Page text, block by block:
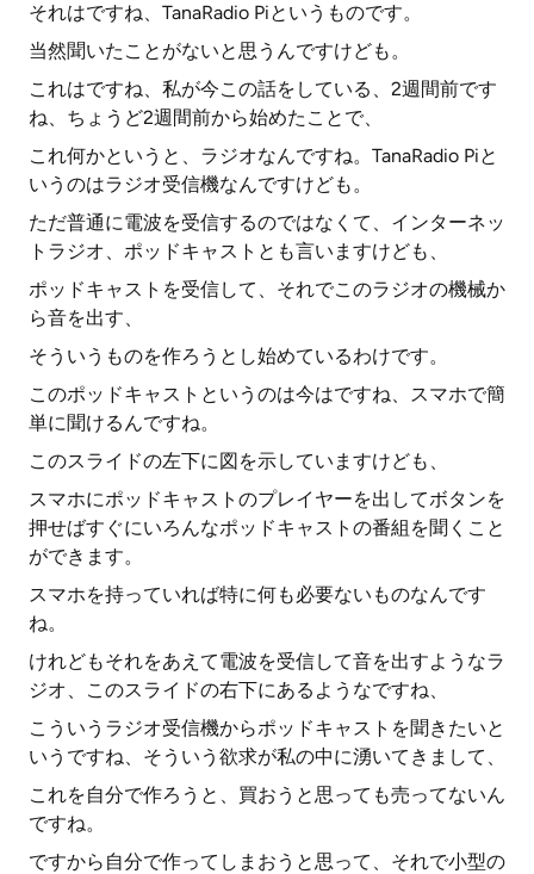
それはですね、TanaRadio Piというものです。
当然聞いたことがないと思うんですけども。
これはですね、私が今この話をしている、2週間前です
ね、ちょうど2週間前から始めたことで、
これ何かというと、ラジオなんですね。TanaRadio Piと
いうのはラジオ受信機なんですけども。
ただ普通に電波を受信するのではなくて、インターネッ
トラジオ、ポッドキャストとも言いますけども、
ポッドキャストを受信して、それでこのラジオの機械か
ら音を出す、
そういうものを作ろうとし始めているわけです。
このポッドキャストというのは今はですね、スマホで簡
単に聞けるんですね。
このスライドの左下に図を示していますけども、
スマホにポッドキャストのプレイヤーを出してボタンを
押せばすぐにいろんなポッドキャストの番組を聞くこと
ができます。
スマホを持っていれば特に何も必要ないものなんです
ね。
けれどもそれをあえて電波を受信して音を出すようなラ
ジオ、このスライドの右下にあるようなですね、
こういうラジオ受信機からポッドキャストを聞きたいと
いうですね、そういう欲求が私の中に湧いてきまして、
これを自分で作ろうと、買おうと思っても売ってないん
ですね。
ですから自分で作ってしまおうと思って、それで小型の